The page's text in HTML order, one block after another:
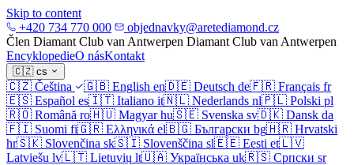
Skip to content
+420 734 770 000
objednavky@aretediamond.cz
Člen Diamant Club van Antwerpen Diamant Club van Antwerpen
EncyklopedieO násKontakt
🇨🇿 cs
🇨🇿 Čeština 🇬🇧 English en🇩🇪 Deutsch de🇫🇷 Français fr
🇪🇸 Español es🇮🇹 Italiano it🇳🇱 Nederlands nl🇵🇱 Polski pl
🇷🇴 Română ro🇭🇺 Magyar hu🇸🇪 Svenska sv🇩🇰 Dansk da
🇫🇮 Suomi fi🇬🇷 Ελληνικά el🇧🇬 Български bg🇭🇷 Hrvatski
hr🇸🇰 Slovenčina sk🇸🇮 Slovenščina sl🇪🇪 Eesti et🇱🇻
Latviešu lv🇱🇹 Lietuvių lt🇺🇦 Українська uk🇷🇸 Српски sr